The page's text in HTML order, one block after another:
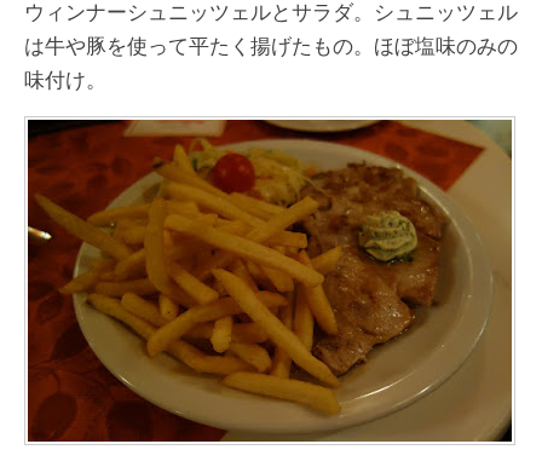
ウィンナーシュニッツェルとサラダ。シュニッツェル
は牛や豚を使って平たく揚げたもの。ほぼ塩味のみの
味付け。